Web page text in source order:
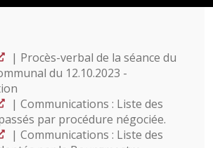
| Procès-verbal de la séance du
du 12.10.2023 -
| Communications : Liste des
par procédure négociée.
| Communications : Liste des